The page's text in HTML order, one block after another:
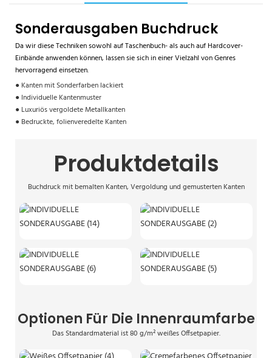
Sonderausgaben Buchdruck
Da wir diese Techniken sowohl auf Taschenbuch- als auch auf Hardcover-
Einbände anwenden können, lassen sie sich in einer Vielzahl von Genres
hervorragend einsetzen.
● Kanten mit Sonderfarben lackiert
● Individuelle Kantenmuster
● Luxuriös vergoldete Metallkanten
● Bedruckte, folienveredelte Kanten
Produktdetails
Buchdruck mit bemalten Kanten, Vergoldung und gemusterten Kanten
Optionen Für Die Innenraumfarbe
Das Standardmaterial ist 80 g/m² weißes Offsetpapier.